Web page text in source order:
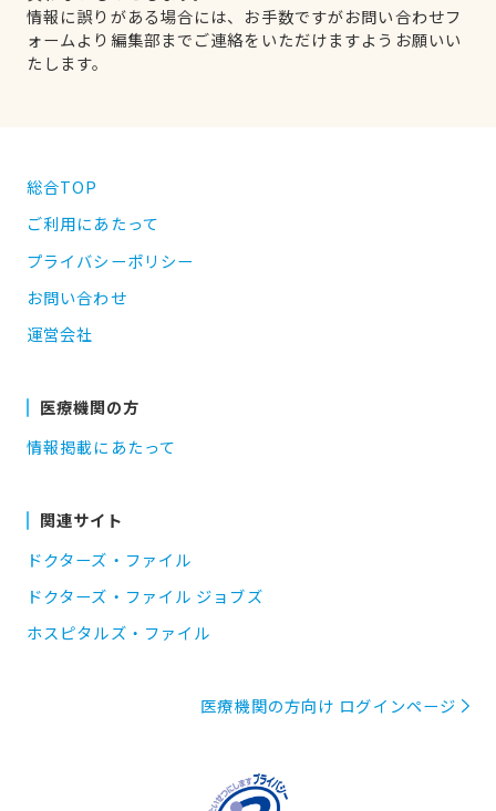
情報に誤りがある場合には、お手数ですがお問い合わせフ
ォームより編集部までご連絡をいただけますようお願いい
たします。
総合TOP
ご利用にあたって
プライバシーポリシー
お問い合わせ
運営会社
医療機関の方
情報掲載にあたって
関連サイト
ドクターズ・ファイル
ドクターズ・ファイル ジョブズ
ホスピタルズ・ファイル
医療機関の方向け ログインページ